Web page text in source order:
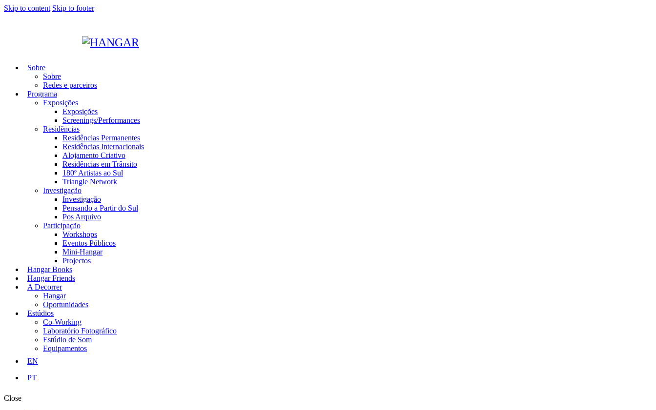
Skip to content Skip to footer
Sobre
Sobre
Redes e parceiros
Programa
Exposições
Exposições
Screenings/Performances
Residências
Residências Permanentes
Residências Internacionais
Alojamento Criativo
Residências em Trânsito
180º Artistas ao Sul
Triangle Network
Investigação
Investigação
Pensando a Partir do Sul
Pos Arquivo
Participação
Workshops
Eventos Públicos
Mini-Hangar
Projectos
Hangar Books
Hangar Friends
A Decorrer
Hangar
Oportunidades
Estúdios
Co-Working
Laboratório Fotográfico
Estúdio de Som
Equipamentos
EN
PT
Close